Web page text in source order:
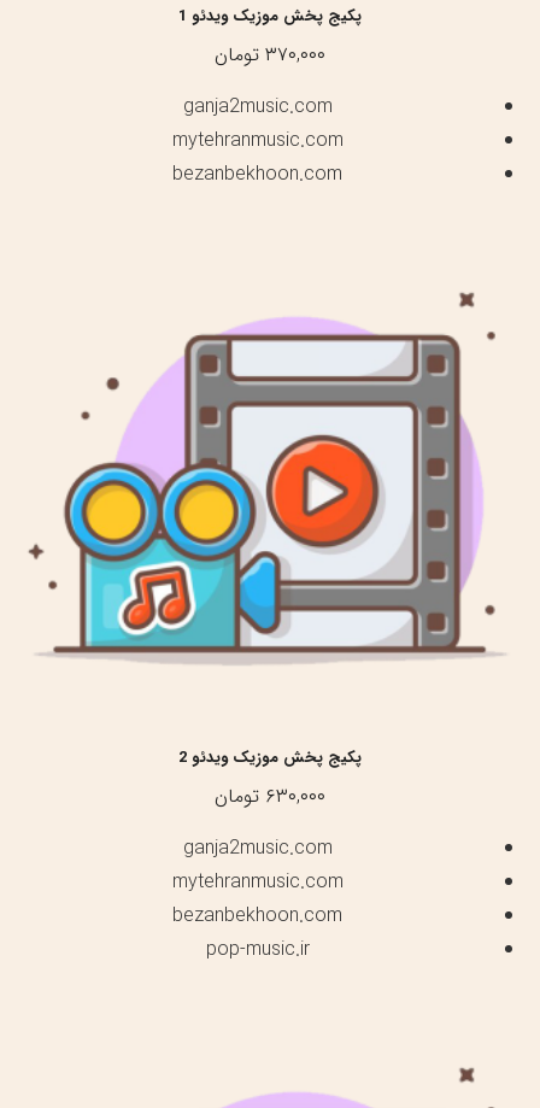
پکیج پخش موزیک ویدئو 1
۳۷۰,۰۰۰ تومان
ganja2music.com
mytehranmusic.com
bezanbekhoon.com
پکیج پخش موزیک ویدئو 2
۶۳۰,۰۰۰ تومان
ganja2music.com
mytehranmusic.com
bezanbekhoon.com
pop-music.ir